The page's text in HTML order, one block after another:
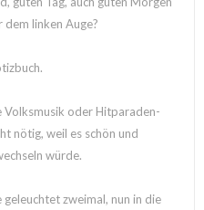
dem linken Auge?
Volksmusik oder Hitparaden-
nötig, weil es schön und
würde.
zweimal, nun in die